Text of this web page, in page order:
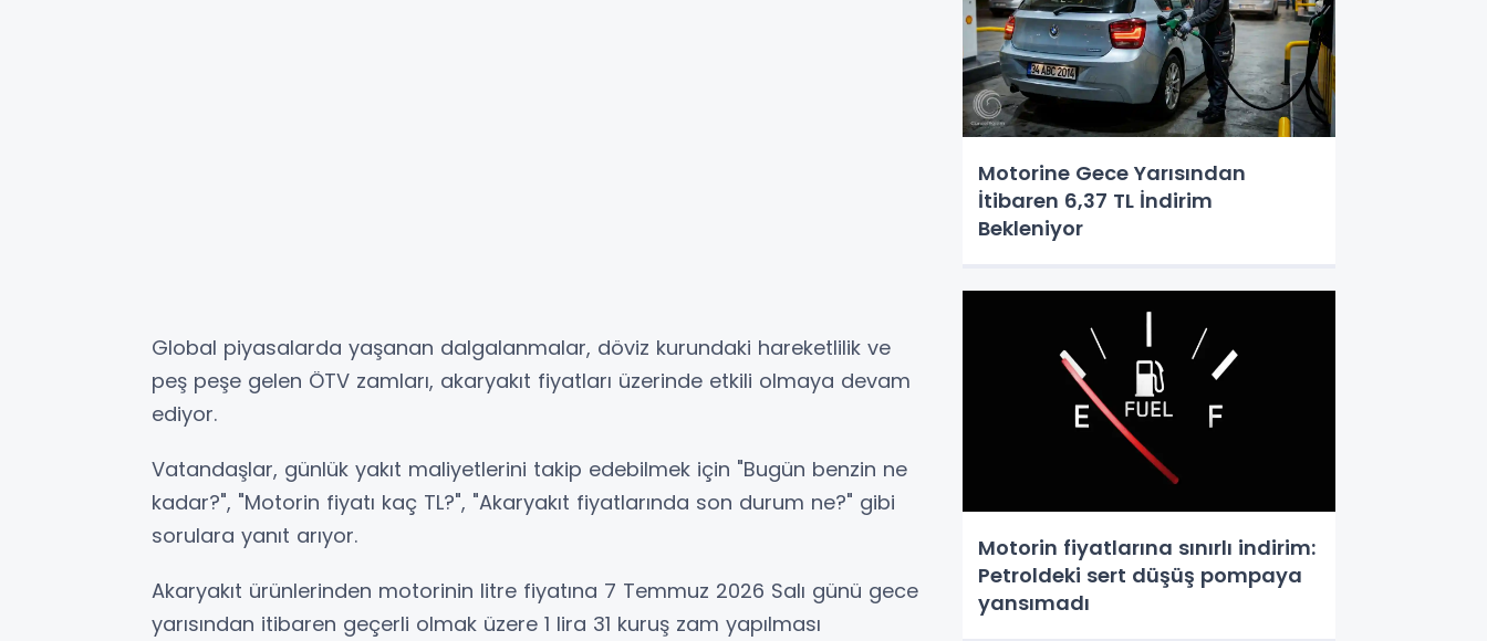
Global piyasalarda yaşanan dalgalanmalar, döviz kurundaki hareketlilik ve
peş peşe gelen ÖTV zamları, akaryakıt fiyatları üzerinde etkili olmaya devam
ediyor.
Vatandaşlar, günlük yakıt maliyetlerini takip edebilmek için "Bugün benzin ne
kadar?", "Motorin fiyatı kaç TL?", "Akaryakıt fiyatlarında son durum ne?" gibi
sorulara yanıt arıyor.
Akaryakıt ürünlerinden motorinin litre fiyatına 7 Temmuz 2026 Salı günü gece
yarısından itibaren geçerli olmak üzere 1 lira 31 kuruş zam yapılması
Motorine Gece Yarısından
İtibaren 6,37 TL İndirim
Bekleniyor
Motorin fiyatlarına sınırlı indirim:
Petroldeki sert düşüş pompaya
yansımadı